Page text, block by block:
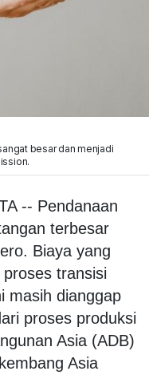
besar dan menjadi
-- Pendanaan
terbesar
Biaya yang
transisi
masih dianggap
proses produksi
Asia (ADB)
Asia